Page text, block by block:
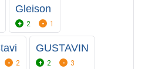
Gleison
2 1
2
GUSTAVIN
2 3